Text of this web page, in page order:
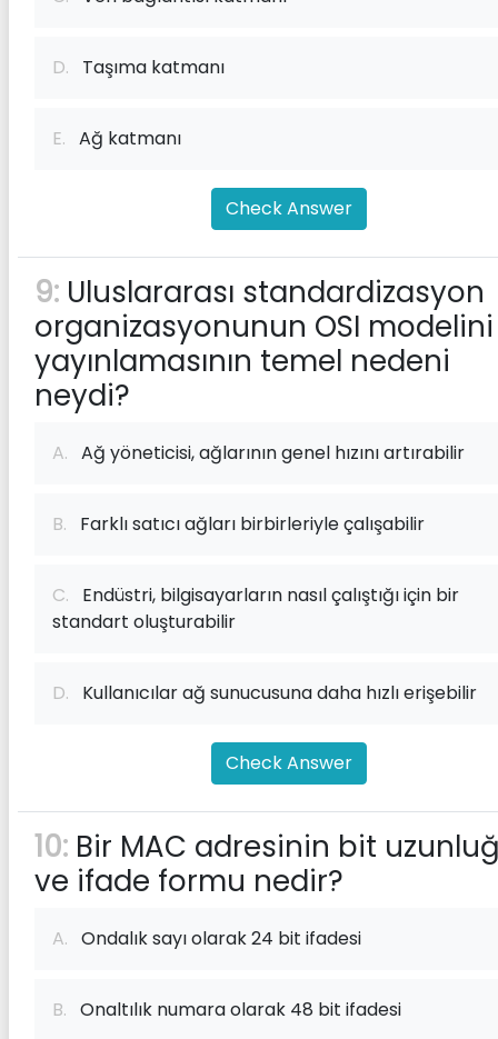
D. Taşıma katmanı
E. Ağ katmanı
Check Answer
9: Uluslararası standardizasyon
organizasyonunun OSI modelini
yayınlamasının temel nedeni
neydi?
A. Ağ yöneticisi, ağlarının genel hızını artırabilir
B. Farklı satıcı ağları birbirleriyle çalışabilir
C. Endüstri, bilgisayarların nasıl çalıştığı için bir
standart oluşturabilir
D. Kullanıcılar ağ sunucusuna daha hızlı erişebilir
Check Answer
10: Bir MAC adresinin bit
ve ifade formu nedir?
A. Ondalık sayı olarak 24 bit ifadesi
B. Onaltılık numara olarak 48 bit ifadesi